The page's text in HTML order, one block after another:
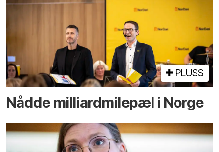
PLUSS
Nådde milliard­­milepæl i Norge